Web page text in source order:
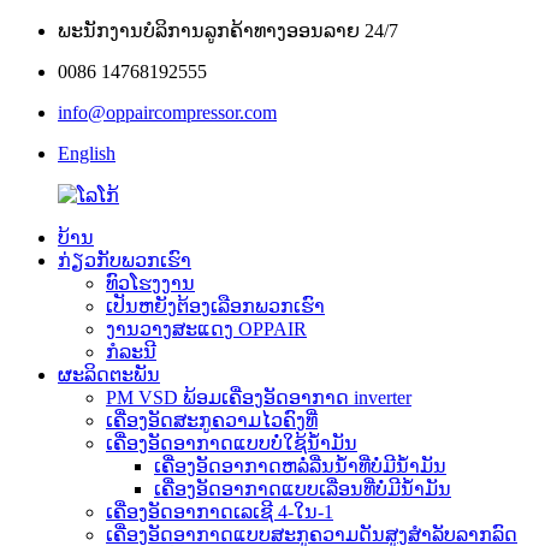
ພະນັກງານບໍລິການລູກຄ້າທາງອອນລາຍ 24/7
0086 14768192555
info@oppaircompressor.com
English
ບ້ານ
ກ່ຽວກັບພວກເຮົາ
ທົວໂຮງງານ
ເປັນຫຍັງຕ້ອງເລືອກພວກເຮົາ
ງານວາງສະແດງ OPPAIR
ກໍລະນີ
ຜະລິດຕະພັນ
PM VSD ພ້ອມເຄື່ອງອັດອາກາດ inverter
ເຄື່ອງອັດສະກູຄວາມໄວຄົງທີ່
ເຄື່ອງອັດອາກາດແບບບໍ່ໃຊ້ນ້ຳມັນ
ເຄື່ອງອັດອາກາດຫລໍ່ລື່ນນ້ຳທີ່ບໍ່ມີນ້ຳມັນ
ເຄື່ອງອັດອາກາດແບບເລື່ອນທີ່ບໍ່ມີນ້ຳມັນ
ເຄື່ອງອັດອາກາດເລເຊີ 4-ໃນ-1
ເຄື່ອງອັດອາກາດແບບສະກູຄວາມດັນສູງສຳລັບລາກລົດ